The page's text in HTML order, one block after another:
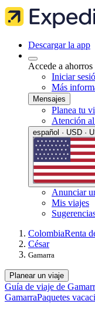
Descargar la app
Accede a
Iniciar
Más
Mensajes
Planea tu
Atención
español · USD ·
Anunciar
Mis viajes
ColombiaRenta
César
Gamarra
Planear un viaje
Guía de viaje de
GamarraPaquetes